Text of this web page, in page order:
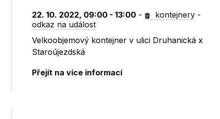
22. 10. 2022, 09:00 - 13:00 - kontejnery -
odkaz na událost
Velkoobjemový kontejner v ulici Druhanická x
Staroújezdská
Přejít na více informací